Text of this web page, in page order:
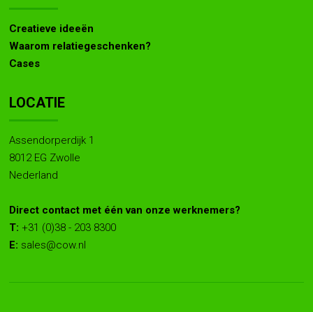
Creatieve ideeën
Waarom relatiegeschenken?
Cases
LOCATIE
Assendorperdijk 1
8012 EG Zwolle
Nederland
Direct contact met één van onze werknemers?
T: +31 (0)38 - 203 8300
E: sales@cow.nl